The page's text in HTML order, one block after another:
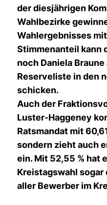
der diesjährigen
Wahlbezirke
Wahlergebnisses
Stimmenanteil kann
noch Daniela
Reserveliste in den
schicken.
Auch der
Luster-Haggeney
Ratsmandat mit
sondern zieht auch
ein. Mit 52,55 % hat
Kreistagswahl sogar
aller Bewerber im